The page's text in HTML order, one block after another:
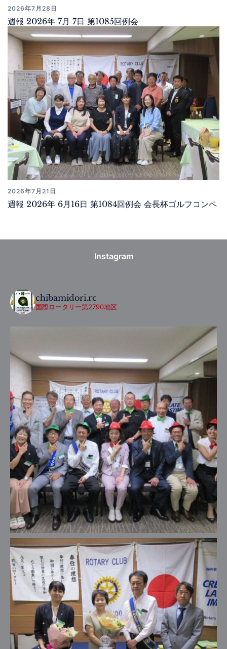
2026年7月28日
週報 2026年 7月 7日 第1085回例会
2026年7月21日
週報 2026年 6月16日 第1084回例会 会長杯ゴルフコンペ
Instagram
chibamidori.rc
国際ロータリー第2790地区